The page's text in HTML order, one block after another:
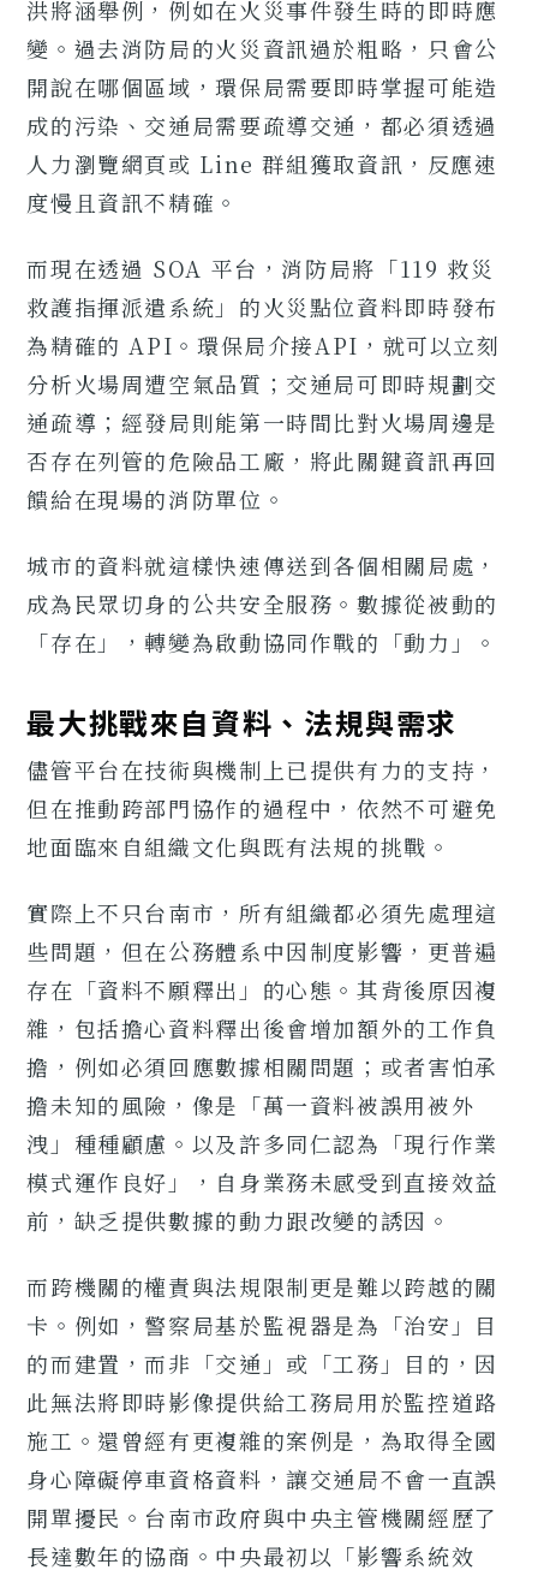
洪將涵舉例，例如在火災事件發生時的即時應
變。過去消防局的火災資訊過於粗略，只會公
開說在哪個區域，環保局需要即時掌握可能造
成的污染、交通局需要疏導交通，都必須透過
人力瀏覽網頁或 Line 群組獲取資訊，反應速
度慢且資訊不精確。
而現在透過 SOA 平台，消防局將「119 救災
救護指揮派遣系統」的火災點位資料即時發布
為精確的 API。環保局介接API，就可以立刻
分析火場周遭空氣品質；交通局可即時規劃交
通疏導；經發局則能第一時間比對火場周邊是
否存在列管的危險品工廠，將此關鍵資訊再回
饋給在現場的消防單位。
城市的資料就這樣快速傳送到各個相關局處，
成為民眾切身的公共安全服務。數據從被動的
「存在」，轉變為啟動協同作戰的「動力」。
最大挑戰來自資料、法規與需求
儘管平台在技術與機制上已提供有力的支持，
但在推動跨部門協作的過程中，依然不可避免
地面臨來自組織文化與既有法規的挑戰。
實際上不只台南市，所有組織都必須先處理這
些問題，但在公務體系中因制度影響，更普遍
存在「資料不願釋出」的心態。其背後原因複
雜，包括擔心資料釋出後會增加額外的工作負
擔，例如必須回應數據相關問題；或者害怕承
擔未知的風險，像是「萬一資料被誤用被外
洩」種種顧慮。以及許多同仁認為「現行作業
模式運作良好」，自身業務未感受到直接效益
前，缺乏提供數據的動力跟改變的誘因。
而跨機關的權責與法規限制更是難以跨越的關
卡。例如，警察局基於監視器是為「治安」目
的而建置，而非「交通」或「工務」目的，因
此無法將即時影像提供給工務局用於監控道路
施工。還曾經有更複雜的案例是，為取得全國
身心障礙停車資格資料，讓交通局不會一直誤
開單擾民。台南市政府與中央主管機關經歷了
長達數年的協商。中央最初以「影響系統效